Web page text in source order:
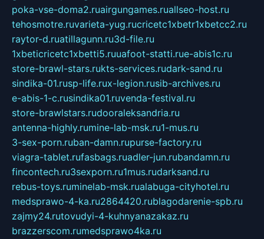
poka-vse-doma2.ruairgungames.ruallseo-host.ru
tehosmotre.ruvarieta-yug.rucricetc1xbetr1xbetcc2.ru
raytor-d.ruatillagunn.ru3d-file.ru
1xbeticricetc1xbetti5.ruuafoot-statti.rue-abis1c.ru
store-brawl-stars.rukts-services.rudark-sand.ru
sindika-01.rusp-life.rux-legion.rusib-archives.ru
e-abis-1-c.rusindika01.ruvenda-festival.ru
store-brawlstars.rudooraleksandria.ru
antenna-highly.rumine-lab-msk.ru1-mus.ru
3-sex-porn.ruban-damn.rupurse-factory.ru
viagra-tablet.rufasbags.ruadler-jun.rubandamn.ru
fincontech.ru3sexporn.ru1mus.rudarksand.ru
rebus-toys.ruminelab-msk.rualabuga-cityhotel.ru
medsprawo-4-ka.ru2864420.rublagodarenie-spb.ru
zajmy24.rutovudyi-4-kuhnyanazakaz.ru
brazzerscom.rumedsprawo4ka.ru